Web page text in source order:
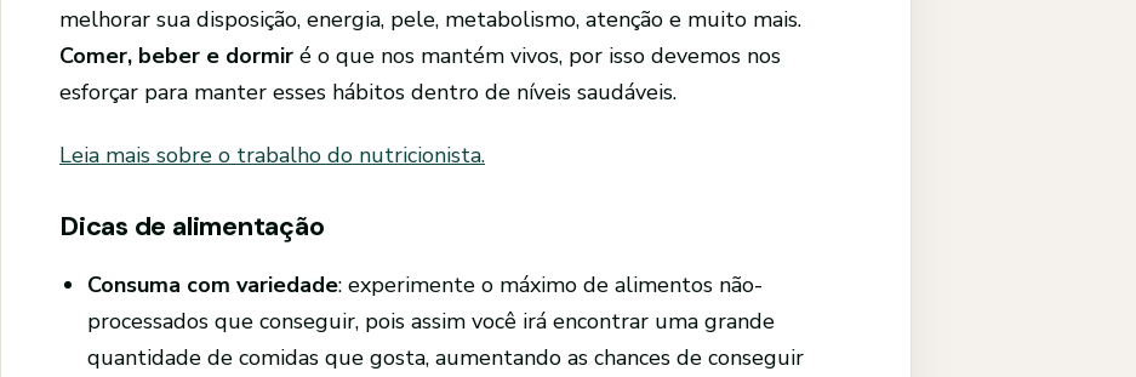
melhorar sua disposição, energia, pele, metabolismo, atenção e muito mais.
Comer, beber e dormir é o que nos mantém vivos, por isso devemos nos
esforçar para manter esses hábitos dentro de níveis saudáveis.
Leia mais sobre o trabalho do nutricionista.
Dicas de alimentação
Consuma com variedade: experimente o máximo de alimentos não-
processados que conseguir, pois assim você irá encontrar uma grande
quantidade de comidas que gosta, aumentando as chances de conseguir